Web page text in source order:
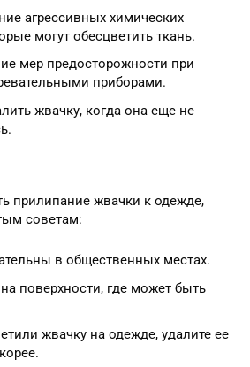
агрессивных химических
могут обесцветить ткань.
мер предосторожности при
приборами.
жвачку, когда она еще не
прилипание жвачки к одежде,
советам:
в общественных местах.
поверхности, где может быть
жвачку на одежде, удалите ее